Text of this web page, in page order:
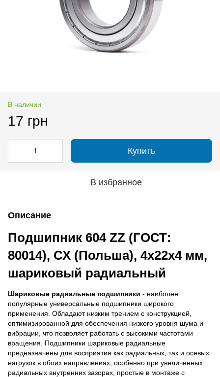
В наличии
17 грн
Купить
В избранное
Описание
Подшипник 604 ZZ (ГОСТ:
80014), СХ (Польша), 4х22х4 мм,
шариковый радиальный
Шариковые радиальные подшипники - наиболее
популярные универсальные подшипники широкого
применения. Обладают низким трением с конструкцией,
оптимизированной для обеспечения низкого уровня шума и
вибрации, что позволяет работать с высокими частотами
вращения. Подшипники шариковые радиальные
предназначены для восприятия как радиальных, так и осевых
нагрузок в обоих направлениях, особенно при увеличенных
радиальных внутренних зазорах, простые в монтаже с